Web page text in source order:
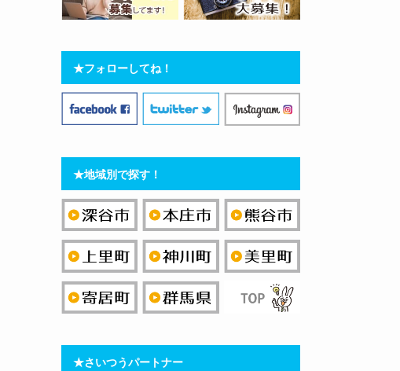
★フォローしてね！
★地域別で探す！
★さいつうパートナー